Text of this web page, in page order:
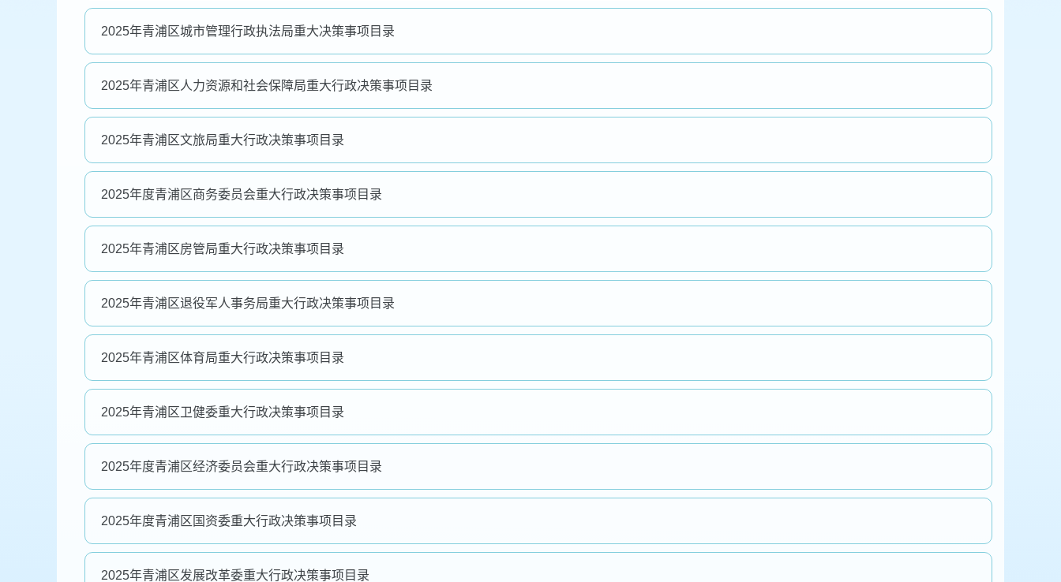
2025年青浦区城市管理行政执法局重大决策事项目录
2025年青浦区人力资源和社会保障局重大行政决策事项目录
2025年青浦区文旅局重大行政决策事项目录
2025年度青浦区商务委员会重大行政决策事项目录
2025年青浦区房管局重大行政决策事项目录
2025年青浦区退役军人事务局重大行政决策事项目录
2025年青浦区体育局重大行政决策事项目录
2025年青浦区卫健委重大行政决策事项目录
2025年度青浦区经济委员会重大行政决策事项目录
2025年度青浦区国资委重大行政决策事项目录
2025年青浦区发展改革委重大行政决策事项目录